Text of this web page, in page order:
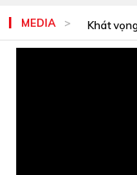
MEDIA Khát